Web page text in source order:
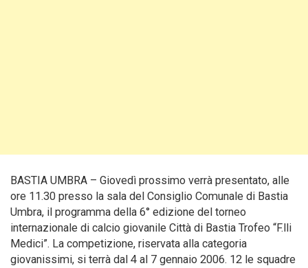
BASTIA UMBRA – Giovedì prossimo verrà presentato, alle
ore 11.30 presso la sala del Consiglio Comunale di Bastia
Umbra, il programma della 6° edizione del torneo
internazionale di calcio giovanile Città di Bastia Trofeo “F.lli
Medici”. La competizione, riservata alla categoria
giovanissimi, si terrà dal 4 al 7 gennaio 2006. 12 le squadre